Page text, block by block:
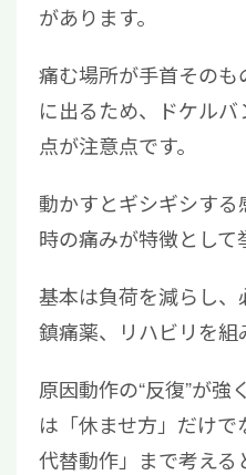
があります。
痛む場所が手首その
に出るため、ドケル
点が注意点です。
動かすとギシギシす
時の痛みが特徴として
基本は負荷を減らし
鎮痛薬、リハビリを組
原因動作の“反復”が強
は「休ませ方」だけ
代替動作」まで考え